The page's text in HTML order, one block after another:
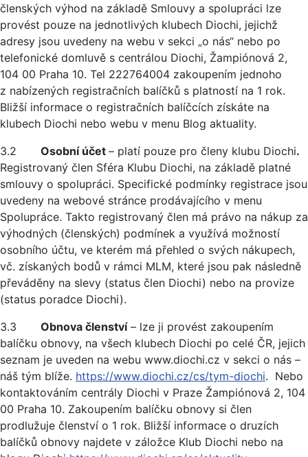
členských výhod na základě Smlouvy a spolupráci lze
provést pouze na jednotlivých klubech Diochi, jejichž
adresy jsou uvedeny na webu v sekci „o nás“ nebo po
telefonické domluvě s centrálou Diochi, Žampiónová 2,
104 00 Praha 10. Tel 222764004 zakoupením jednoho
z nabízených registračních balíčků s platností na 1 rok.
Bližší informace o registračních balíčcích získáte na
klubech Diochi nebo webu v menu Blog aktuality.
3.2 Osobní účet – platí pouze pro členy klubu Diochi.
Registrovaný člen Sféra Klubu Diochi, na základě platné
smlouvy o spolupráci. Specifické podmínky registrace jsou
uvedeny na webové stránce prodávajícího v menu
Spolupráce. Takto registrovaný člen má právo na nákup za
výhodných (členských) podmínek a využívá možností
osobního účtu, ve kterém má přehled o svých nákupech,
vč. získaných bodů v rámci MLM, které jsou pak následně
převáděny na slevy (status člen Diochi) nebo na provize
(status poradce Diochi).
3.3 Obnova členství– lze ji provést zakoupením
balíčku obnovy, na všech klubech Diochi po celé ČR, jejich
seznam je uveden na webu www.diochi.cz v sekci o nás –
náš tým blíže. https://www.diochi.cz/cs/tym-diochi. Nebo
kontaktováním centrály Diochi v Praze Žampiónová 2, 104
00 Praha 10. Zakoupením balíčku obnovy si člen
prodlužuje členství o 1 rok. Bližší informace o druzích
balíčků obnovy najdete v záložce Klub Diochi nebo na